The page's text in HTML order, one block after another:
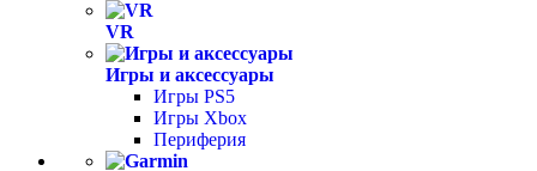
VR
Игры и аксессуары
Игры PS5
Игры Xbox
Периферия